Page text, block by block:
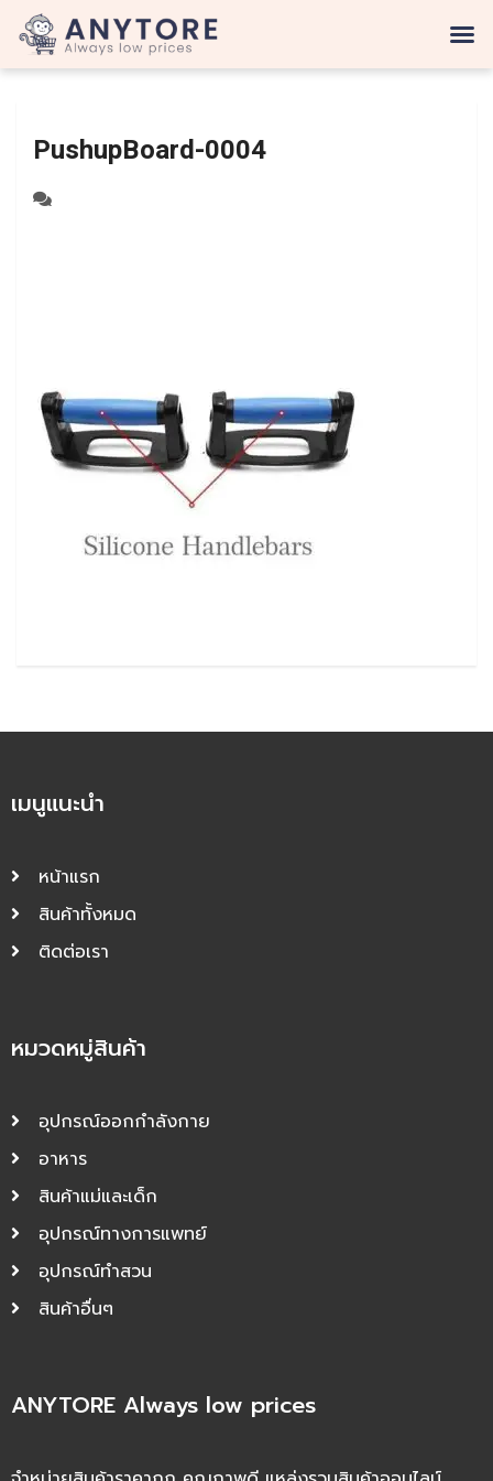
PushupBoard-0004
เมนูแนะนำ
หน้าแรก
สินค้าทั้งหมด
ติดต่อเรา
หมวดหมู่สินค้า
อุปกรณ์ออกกำลังกาย
อาหาร
สินค้าแม่และเด็ก
อุปกรณ์ทางการแพทย์
อุปกรณ์ทำสวน
สินค้าอื่นๆ
ANYTORE Always low prices